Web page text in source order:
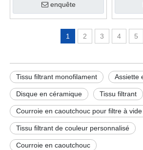
enquête
1 2 3 4 5
Tissu filtrant monofilament Assiette
Disque en céramique Tissu filtrant
Courroie en caoutchouc pour filtre à vide
Tissu filtrant de couleur personnalisé
Courroie en caoutchouc